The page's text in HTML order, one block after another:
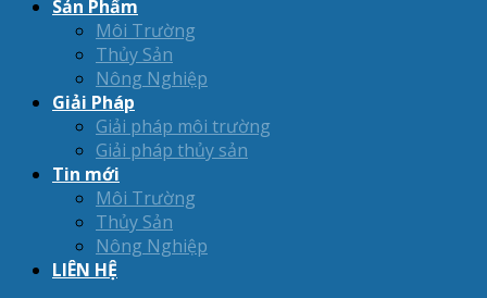
Sản Phẩm
Môi Trường
Thủy Sản
Nông Nghiệp
Giải Pháp
Giải pháp môi trường
Giải pháp thủy sản
Tin mới
Môi Trường
Thủy Sản
Nông Nghiệp
LIÊN HỆ